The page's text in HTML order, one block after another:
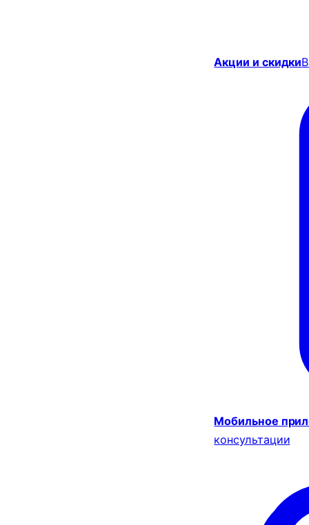
Акции и скидки
Мобильное
консультации